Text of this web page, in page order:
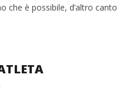
che è possibile, d’altro canto